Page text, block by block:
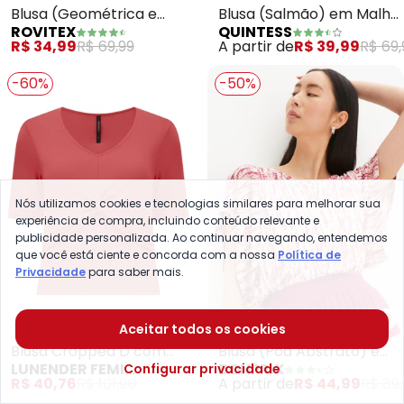
Blusa (Geométrica e
Folhas) Rovitex
ROVITEX
R$ 34,99R$ 69,99
Blusa (Salmão) em Malha
Tricô
QUINTESS
A partir deR$ 39,99R$
-60%
Lunender Feminina - Blusa
Blusa Cropped D com
Detalhe Transpassado
(Rosa)
LUNENDER FEMININA
R$ 40,76
-50%
Blusa (Poá Abstrato) em
Malha Fria
BONPRIX
R$ 44,99
Nós utilizamos cookies e tecnologias similares para melhorar sua
experiência de compra, incluindo conteúdo relevante e
publicidade personalizada. Ao continuar navegando, entendemos
que você está ciente e concorda com a nossa Política de
Privacidadepara saber mais.
Aceitar todos os cookies
Configurar privacidade